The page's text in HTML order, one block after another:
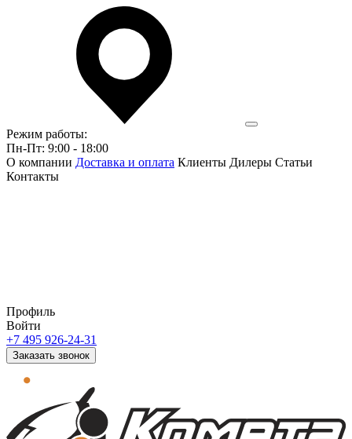
Режим работы:
Пн-Пт: 9:00 - 18:00
О компании Доставка и оплата Клиенты Дилеры Статьи
Контакты
Профиль
Войти
+7 495 926-24-31
Заказать звонок